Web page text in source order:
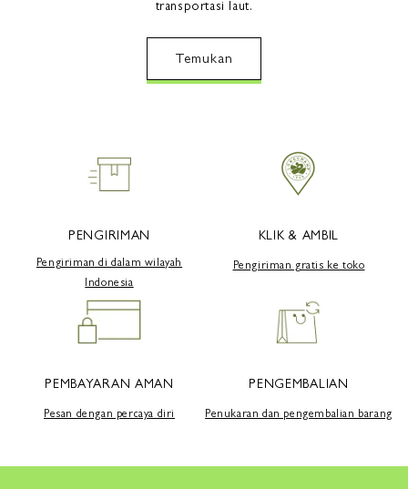
transportasi laut.
Temukan
PENGIRIMAN
Pengiriman di dalam wilayah
Indonesia
KLIK & AMBIL
Pengiriman gratis ke toko
PEMBAYARAN AMAN
Pesan dengan percaya diri
PENGEMBALIAN
Penukaran dan pengembalian barang